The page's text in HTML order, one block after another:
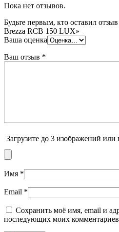
Пока нет отзывов.
Будьте первым, кто оставил
Brezza RCB 150 LUX»
Ваша оценка
Ваш отзыв *
Загрузите до 3 изображений или
Имя *
Email *
Сохранить моё имя, email и
последующих моих